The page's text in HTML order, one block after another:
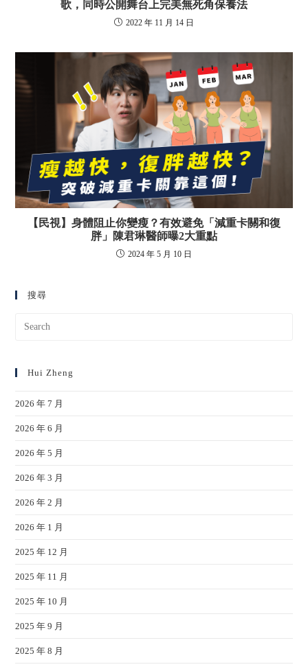
歌，同時公開舞台上完美無死角保養法
2022 年 11 月 14 日
【民視】身體阻止你變瘦？有效避免「減重卡關和復
胖」陳君琳醫師曝2大重點
2024 年 5 月 10 日
搜尋
Hui Zheng
2026 年 7 月
2026 年 6 月
2026 年 5 月
2026 年 3 月
2026 年 2 月
2026 年 1 月
2025 年 12 月
2025 年 11 月
2025 年 10 月
2025 年 9 月
2025 年 8 月